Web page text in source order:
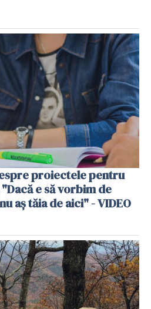
proiectele pentru
e să vorbim de
aș tăia de aici" - VIDEO